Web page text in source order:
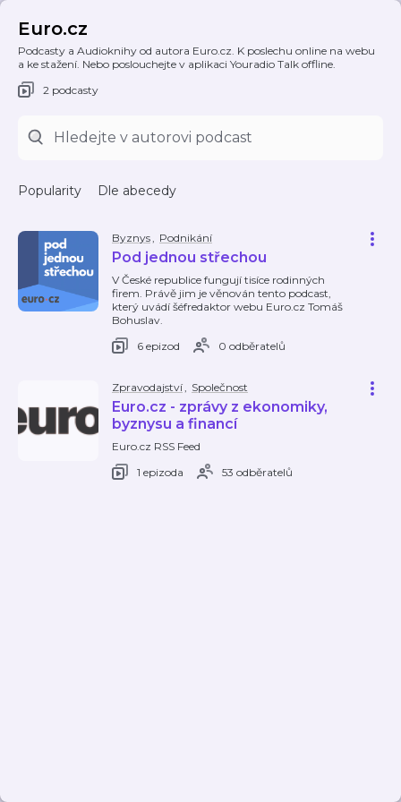
Euro.cz
Podcasty a Audioknihy od autora Euro.cz. K poslechu online na webu
a ke stažení. Nebo poslouchejte v aplikaci Youradio Talk offline.
2 podcasty
Popularity Dle abecedy
Byznys, Podnikání
Pod jednou střechou
V České republice fungují tisíce rodinných
firem. Právě jim je věnován tento podcast,
který uvádí šéfredaktor webu Euro.cz Tomáš
Bohuslav.
6 epizod
0 odběratelů
Zpravodajství, Společnost
Euro.cz - zprávy z ekonomiky,
byznysu a financí
Euro.cz RSS Feed
1 epizoda
53 odběratelů